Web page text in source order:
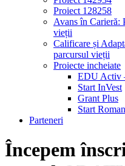
Proiect 128258
Avans în Carieră:
vieții
Calificare și
parcursul vieții
Proiecte incheiate
EDU Activ
Start InVest
Grant Plus
Start
Parteneri
Începem